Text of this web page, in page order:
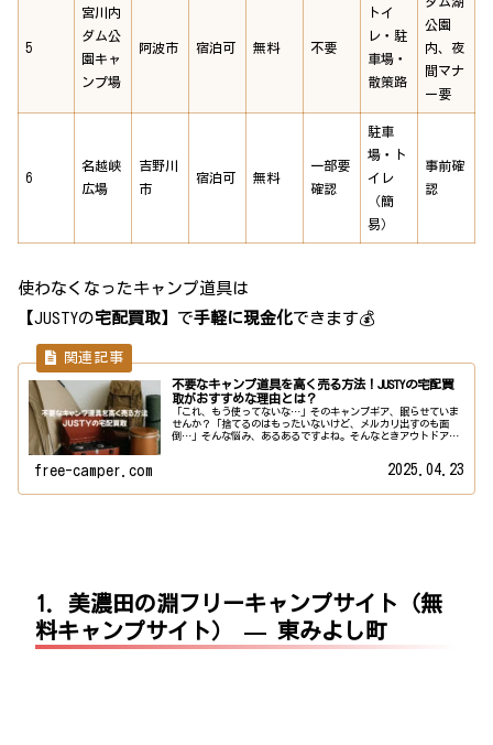
5
宮川内
ダム公
園キャ
ンプ場
阿波市 宿泊可 無料 不要
トイ
レ・駐
車場・
散策路
公園
内、夜
間マナ
ー要
6
名越峡
広場
吉野川
市
宿泊可 無料
一部要
確認
駐車
場・ト
イレ
（簡
易）
事前確
認
使わなくなったキャンプ道具は
【JUSTYの宅配買取】で手軽に現金化できます💰
不要なキャンプ道具を高く売る方法！JUSTYの宅配買
取がおすすめな理由とは？
「これ、もう使ってないな…」そのキャンプギア、眠らせていま
せんか？「捨てるのはもったいないけど、メルカリ出すのも面
倒…」そんな悩み、あるあるですよね。そんなときアウトドア用
free-camper.com 2025.04.23
1. 美濃田の淵フリーキャンプサイト（無
料キャンプサイト） — 東みよし町